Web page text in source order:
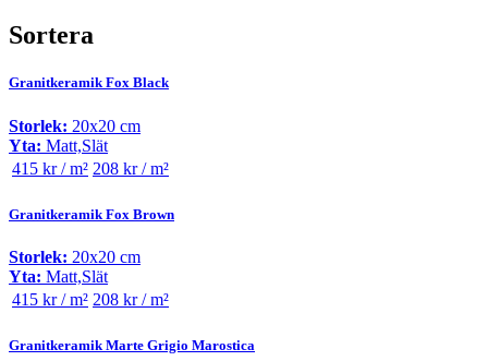
Sortera
Granitkeramik Fox Black
Storlek: 20x20 cm
Yta: Matt,Slät
415 kr / m² 208 kr / m²
Granitkeramik Fox Brown
Storlek: 20x20 cm
Yta: Matt,Slät
415 kr / m² 208 kr / m²
Granitkeramik Marte Grigio Marostica